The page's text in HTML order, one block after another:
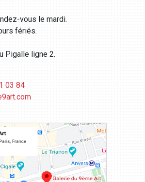
vous le mardi.
fériés.
Pigalle ligne 2.
03 84